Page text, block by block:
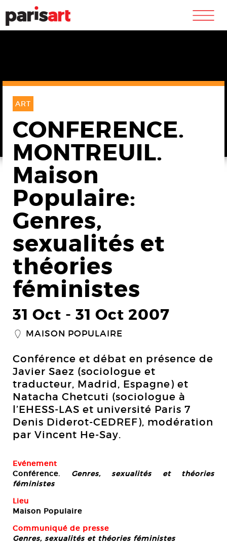
m
ART
CONFERENCE.
MONTREUIL.
Maison
Populaire:
Genres,
sexualités et
théories
féministes
31 Oct - 31 Oct 2007
_ MAISON POPULAIRE
Conférence et débat en présence de
Javier Saez (sociologue et
traducteur, Madrid, Espagne) et
Natacha Chetcuti (sociologue à
l’EHESS-LAS et université Paris 7
Denis Diderot-CEDREF), modération
par Vincent He-Say.
Evénement
Conférence. Genres, sexualités et théories
féministes
Lieu
Maison Populaire
Communiqué de presse
Genres, sexualités et théories féministes